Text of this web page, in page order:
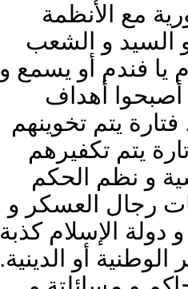
مع الأنظمة
السيد و الشعب
يا فندم أو يسمع و
أهداف
يتم تخوينهم
يتم تكفيرهم
و نظم الحكم
رجال العسكر و
دولة الإسلام كذبة
أو الدينية.